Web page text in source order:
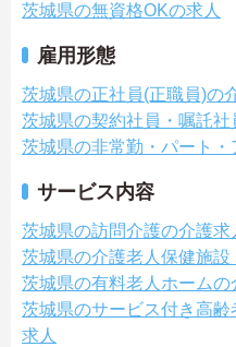
茨城県の無資格OKの求人
雇用形態
茨城県の正社員(正職員)の
茨城県の契約社員・嘱託社
茨城県の非常勤・パート・
サービス内容
茨城県の訪問介護の介護求
茨城県の介護老人保健施設
茨城県の有料老人ホームの
茨城県のサービス付き高
求人